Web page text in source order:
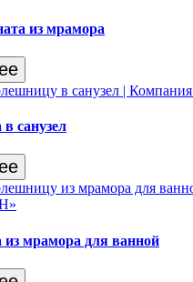
из мрамора
санузел
мрамора для ванной